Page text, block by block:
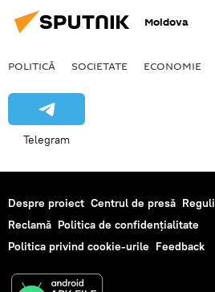
Moldova
POLITICĂ SOCIETATE ECONOMIE
Telegram
Despre proiect Centrul de presă Reguli
Reclamă Politica de confidențialitate
Politica privind cookie-urile Feedback